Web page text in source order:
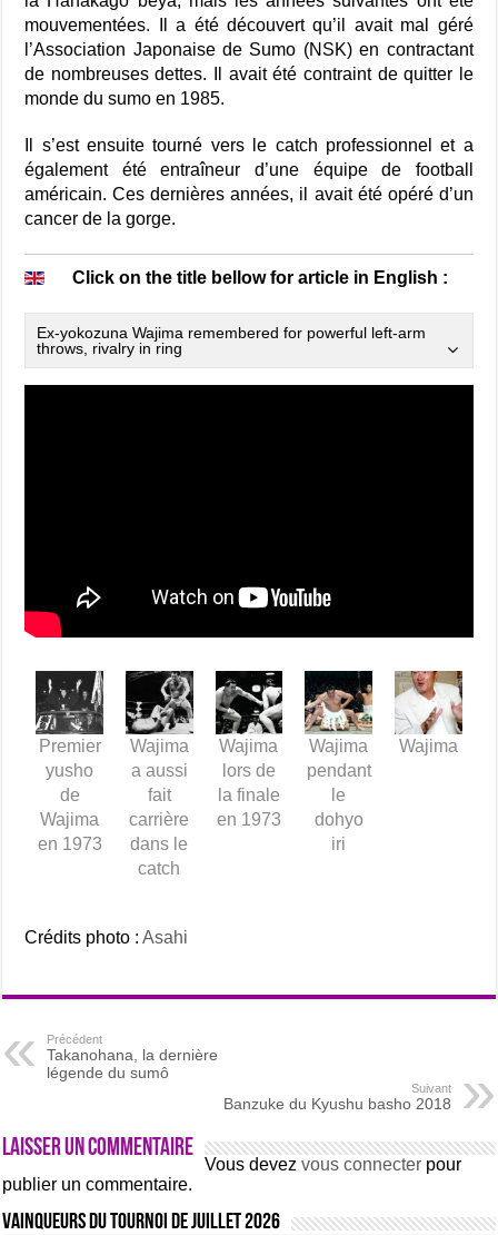
mouvementées. Il a été découvert qu’il avait mal géré
l’Association Japonaise de Sumo (NSK) en contractant
de nombreuses dettes. Il avait été contraint de quitter le
monde du sumo en 1985.
Il s’est ensuite tourné vers le catch professionnel et a
également été entraîneur d’une équipe de football
américain. Ces dernières années, il avait été opéré d’un
cancer de la gorge.
Click on the title bellow for article in English :
Ex-yokozuna Wajima remembered for powerful left-arm
throws, rivalry in ring
Premier
yusho
de
Wajima
en 1973
Wajima
a aussi
fait
carrière
dans le
catch
Wajima
lors de
la finale
en 1973
Wajima
pendant
le
dohyo
iri
Wajima
Crédits photo :Asahi
Précédent
Takanohana, la dernière
légende du sumô
Suivant
Banzuke du Kyushu basho 2018
Laisser un commentaire
Vous devezvous connecter pour
publier un commentaire.
Vainqueurs du tournoi de Juillet 2026